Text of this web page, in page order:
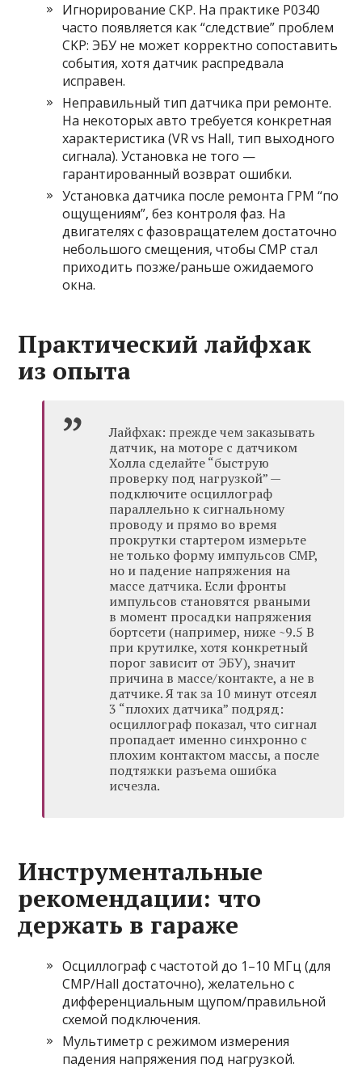
Игнорирование CKP. На практике P0340
часто появляется как “следствие” проблем
CKP: ЭБУ не может корректно сопоставить
события, хотя датчик распредвала
исправен.
Неправильный тип датчика при ремонте.
На некоторых авто требуется конкретная
характеристика (VR vs Hall, тип выходного
сигнала). Установка не того —
гарантированный возврат ошибки.
Установка датчика после ремонта ГРМ “по
ощущениям”, без контроля фаз. На
двигателях с фазовращателем достаточно
небольшого смещения, чтобы CMP стал
приходить позже/раньше ожидаемого
окна.
Практический лайфхак
из опыта
Лайфхак: прежде чем заказывать
датчик, на моторе с датчиком
Холла сделайте “быструю
проверку под нагрузкой” —
подключите осциллограф
параллельно к сигнальному
проводу и прямо во время
прокрутки стартером измерьте
не только форму импульсов CMP,
но и падение напряжения на
массе датчика. Если фронты
импульсов становятся рваными
в момент просадки напряжения
бортсети (например, ниже ~9.5 В
при крутилке, хотя конкретный
порог зависит от ЭБУ), значит
причина в массе/контакте, а не в
датчике. Я так за 10 минут отсеял
3 “плохих датчика” подряд:
осциллограф показал, что сигнал
пропадает именно синхронно с
плохим контактом массы, а после
подтяжки разъема ошибка
исчезла.
Инструментальные
рекомендации: что
держать в гараже
Осциллограф с частотой до 1–10 МГц (для
CMP/Hall достаточно), желательно с
дифференциальным щупом/правильной
схемой подключения.
Мультиметр с режимом измерения
падения напряжения под нагрузкой.